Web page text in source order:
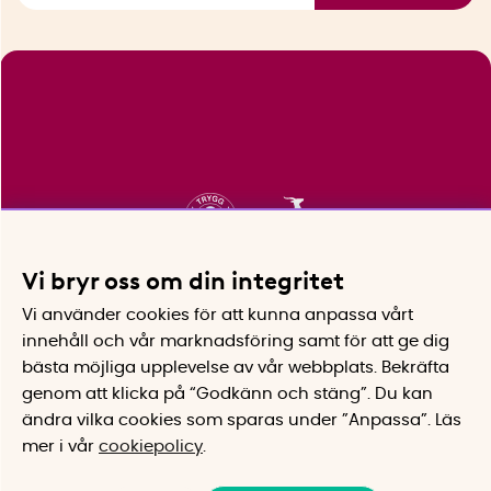
Vi bryr oss om din integritet
Vi använder cookies för att kunna anpassa vårt
innehåll och vår marknadsföring samt för att ge dig
bästa möjliga upplevelse av vår webbplats.
Bekräfta
genom att klicka på “Godkänn och stäng”. Du kan
ändra vilka cookies som sparas under ”Anpassa”.
Läs
mer i vår cookiepolicy